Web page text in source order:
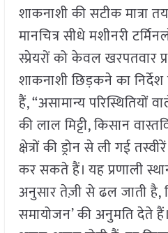
शाकनाशी की सटीक मात्रा
मानचित्र सीधे मशीनरी
स्प्रेयरों को केवल खरपतवार
शाकनाशी छिड़कने का
हैं, “असामान्य परिस्थितियों
की लाल मिट्टी, किसान
क्षेत्रों की ड्रोन से ली गई
कर सकते हैं। यह प्रणाली
अनुसार तेज़ी से ढल जाती है,
समायोजन’ की अनुमति देते